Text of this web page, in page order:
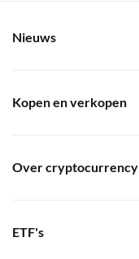
Nieuws
Kopen en verkopen
Over cryptocurrency
ETF's